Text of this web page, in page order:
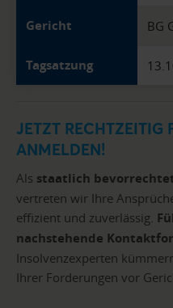
Gericht BG
Tagsatzung
JETZT RECHTZEITIG
ANMELDEN!
Als staatlich
vertreten wir Ihre
effizient und zuverlässig.
nachstehende
Insolvenzexperten
Ihrer Forderungen vor